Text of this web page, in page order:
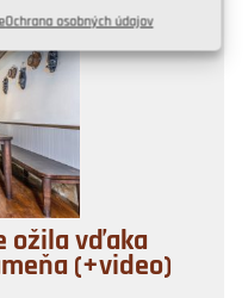
Ochrana osobných údajov
ožila vďaka
(+video)